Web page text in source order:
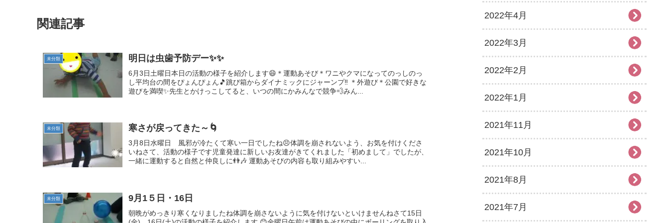
関連記事
未分類 明日は虫歯予防デー✨✨
6月3日土曜日本日の活動の様子を紹介します😄＊運動あそび＊ワニやクマになってのっしのっ
し平均台の間をぴょんぴょん🎵跳び箱からダイナミックにジャーンプ‼ ＊外遊び＊公園で好きな
遊びを満喫✨先生とかけっこしてると、いつの間にかみんなで競争💨みん...
未分類 寒さが戻ってきた～🌀
3月8日水曜日 風邪が冷たくて寒い一日でしたね😣体調を崩されないよう、お気を付けくださ
いねさて、活動の様子です児童発達に新しいお友達がきてくれました「初めまして」でしたが、
一緒に運動すると自然と仲良しに👬🎶 運動あそびの内容も取り組みやすい...
未分類 9月1５日・16日
朝晩がめっきり寒くなりましたね体調を崩さないように気を付けないといけませんねさて15日
2022年4月
2022年3月
2022年2月
2022年1月
2021年11月
2021年10月
2021年8月
2021年7月